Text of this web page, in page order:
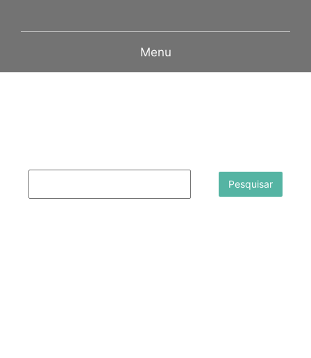
Menu
Pesquisar